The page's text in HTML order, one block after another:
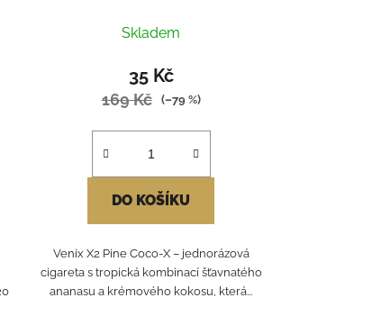
Skladem
35 Kč
169 Kč (–79 %)
DO KOŠÍKU
Venix X2 Pine Coco‑X – jednorázová
cigareta s tropická kombinací šťavnatého
ananasu a krémového kokosu, která...